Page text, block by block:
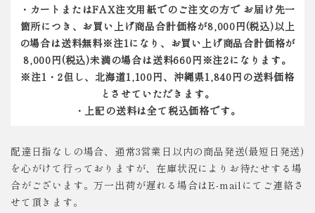
・カートまたはFAX注文用紙でのご注文の方で お届け先一
箇所につき、お買い上げ商品合計価格が8,000円(税込)以上
の場合は送料無料※注1になり、お買い上げ商品合計価格が
8,000円(税込)未満の場合は送料660円※注2になります。
※注1・2但し、北海道1,100円、沖縄県1,840円の送料価格
とさせていただきます。
・上記の送料は全て税込価格です。
配達日指なしの場合、通常3営業日以内の商品発送(最短日発送)
を心がけて行っておりますが、在庫状況によりお待たせする場
合がございます。万一出荷が遅れる場合はE-mailにてご連絡さ
せて頂きます。